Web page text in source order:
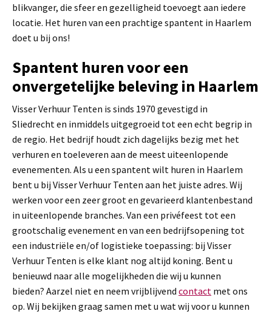
blikvanger, die sfeer en gezelligheid toevoegt aan iedere
locatie. Het huren van een prachtige spantent in Haarlem
doet u bij ons!
Spantent huren voor een
onvergetelijke beleving in Haarlem
Visser Verhuur Tenten is sinds 1970 gevestigd in
Sliedrecht en inmiddels uitgegroeid tot een echt begrip in
de regio. Het bedrijf houdt zich dagelijks bezig met het
verhuren en toeleveren aan de meest uiteenlopende
evenementen. Als u een spantent wilt huren in Haarlem
bent u bij Visser Verhuur Tenten aan het juiste adres. Wij
werken voor een zeer groot en gevarieerd klantenbestand
in uiteenlopende branches. Van een privéfeest tot een
grootschalig evenement en van een bedrijfsopening tot
een industriële en/of logistieke toepassing: bij Visser
Verhuur Tenten is elke klant nog altijd koning. Bent u
benieuwd naar alle mogelijkheden die wij u kunnen
bieden? Aarzel niet en neem vrijblijvend contact met ons
op. Wij bekijken graag samen met u wat wij voor u kunnen